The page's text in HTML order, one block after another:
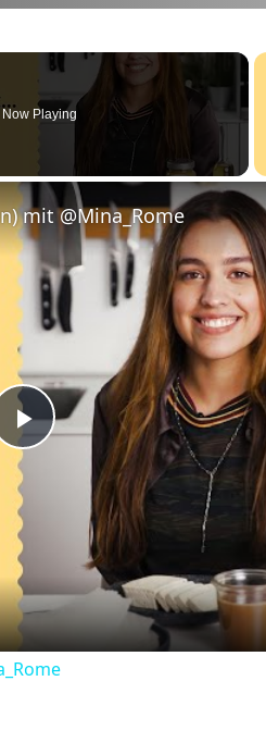
Now Playing
Play
Video
mit @Mina_Rome